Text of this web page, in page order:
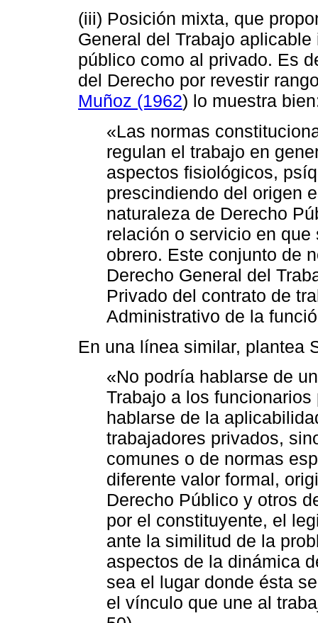
(iii) Posición mixta, que
General del Trabajo
público como al privado. Es
del Derecho por revestir
Muñoz (1962) lo muestra
«Las normas
regulan el trabajo en
aspectos fisiológicos,
prescindiendo del origen
naturaleza de Derecho
relación o servicio en
obrero. Este conjunto de
Derecho General del
Privado del contrato de
Administrativo de la
En una línea similar, plantea
«No podría hablarse de
Trabajo a los
hablarse de la
trabajadores privados,
comunes o de normas
diferente valor formal,
Derecho Público y otros
por el constituyente, el
ante la similitud de la
aspectos de la dinámica
sea el lugar donde ésta
el vínculo que une al